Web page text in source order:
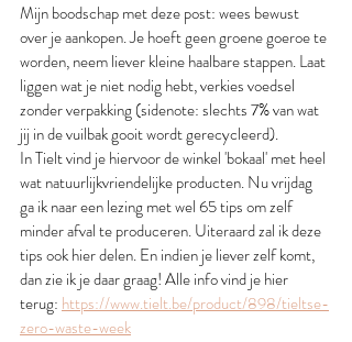
Mijn boodschap met deze post: wees bewust
over je aankopen. Je hoeft geen groene goeroe te
worden, neem liever kleine haalbare stappen. Laat
liggen wat je niet nodig hebt, verkies voedsel
zonder verpakking (sidenote: slechts 7% van wat
jij in de vuilbak gooit wordt gerecycleerd).
In Tielt vind je hiervoor de winkel 'bokaal' met heel
wat natuurlijkvriendelijke producten. Nu vrijdag
ga ik naar een lezing met wel 65 tips om zelf
minder afval te produceren. Uiteraard zal ik deze
tips ook hier delen. En indien je liever zelf komt,
dan zie ik je daar graag! Alle info vind je hier
terug: https://www.tielt.be/product/898/tieltse-
zero-waste-week